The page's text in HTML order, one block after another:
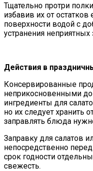
Тщательно протри
избавив их от
поверхности водой с
устранения неприятных
Действия в
Консервированные
неприкосновенными до
ингредиенты для
но их следует хранить
заправлять блюда
Заправку для салатов
непосредственно
срок годности
свежесть.